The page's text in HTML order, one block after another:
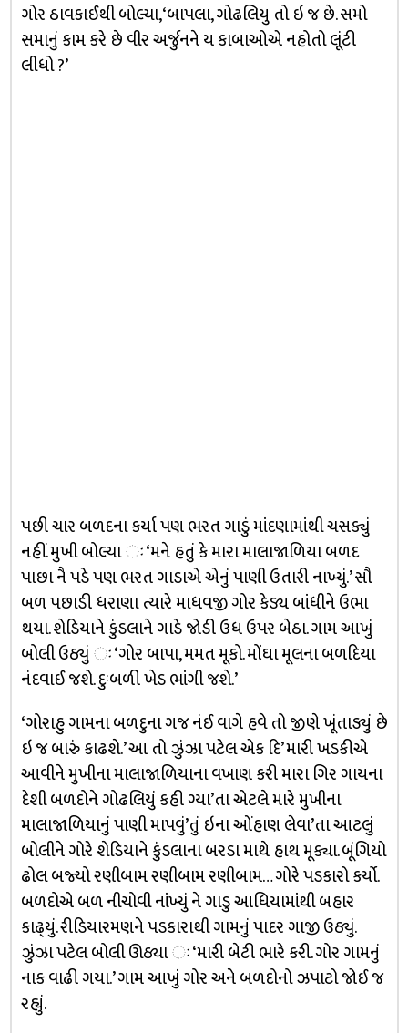
ગોર ઠાવકાઈથી બોલ્યા, ‘બાપલા, ગોઢલિયુ તો ઇ જ છે. સમો
સમાનું કામ કરે છે વીર અર્જુનને ય કાબાઓએ નહોતો લૂંટી
લીધો ?’
પછી ચાર બળદના કર્યા પણ ભરત ગાડું માંદણામાંથી ચસક્યું
નહીં. મુખી બોલ્યા ઃ ‘મને હતું કે મારા માલાજાળિયા બળદ
પાછા નૈ પડે પણ ભરત ગાડાએ એનું પાણી ઉતારી નાખ્યું.’ સૌ
બળ પછાડી ધરાણા ત્યારે માધવજી ગોર કેડ્ય બાંધીને ઉભા
થયા. શેડિયાને કુંડલાને ગાડે જોડી ઉધ ઉપર બેઠા. ગામ આખું
બોલી ઉઠ્યું ઃ ‘ગોર બાપા, મમત મૂકો. મોંઘા મૂલના બળદિયા
નંદવાઈ જશે. દુઃબળી ખેડ ભાંગી જશે.’
‘ગોરાહુ ગામના બળદુના ગજ નંઈ વાગે હવે તો જીણે ખૂંતાડ્યું છે
ઇ જ બારું કાઢશે.’ આ તો ઝુંઝા પટેલ એક દિ’ મારી ખડકીએ
આવીને મુખીના માલાજાળિયાના વખાણ કરી મારા ગિર ગાયના
દેશી બળદોને ગોઢલિયું કહી ગ્યા’તા એટલે મારે મુખીના
માલાજાળિયાનું પાણી માપવું’તું ઇના ઓંહાણ લેવા’તા આટલું
બોલીને ગોરે શેડિયાને કુંડલાના બરડા માથે હાથ મૂક્યા. બૂંગિયો
ઢોલ બજ્યો રણીબામ રણીબામ રણીબામ… ગોરે પડકારો કર્યો.
બળદોએ બળ નીચોવી નાંખ્યું ને ગાડુ આધિયામાંથી બહાર
કાઢ્‌યું. રીડિયારમણને પડકારાથી ગામનું પાદર ગાજી ઉઠ્યું.
ઝુંઝા પટેલ બોલી ઊઠ્યા ઃ ‘મારી બેટી ભારે કરી. ગોર ગામનું
નાક વાઢી ગયા.’ ગામ આખું ગોર અને બળદોનો ઝપાટો જોઈ જ
રહ્યું.